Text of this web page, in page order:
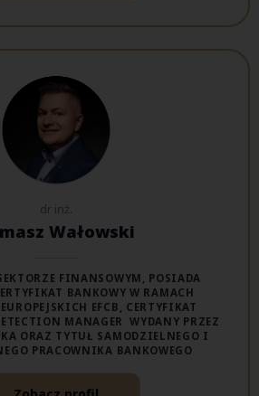
dr inż.
Wałowski
FINANSOWYM, POSIADA
BANKOWY W RAMACH
EFCB, CERTYFIKAT
MANAGER WYDANY PRZEZ
ORAZ TYTUŁ SAMODZIELNEGO I
PRACOWNIKA BANKOWEGO